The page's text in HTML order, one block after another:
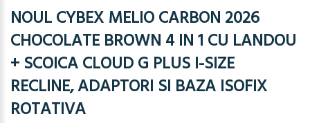
NOUL CYBEX MELIO CARBON 2026
CHOCOLATE BROWN 4 IN 1 CU LANDOU
+ SCOICA CLOUD G PLUS I-SIZE
RECLINE, ADAPTORI SI BAZA ISOFIX
ROTATIVA